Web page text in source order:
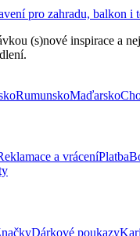
pro zahradu, balkon i
(s)nové inspirace a
RumunskoMaďarsko
a vráceníPlatba
Dárkové poukazy